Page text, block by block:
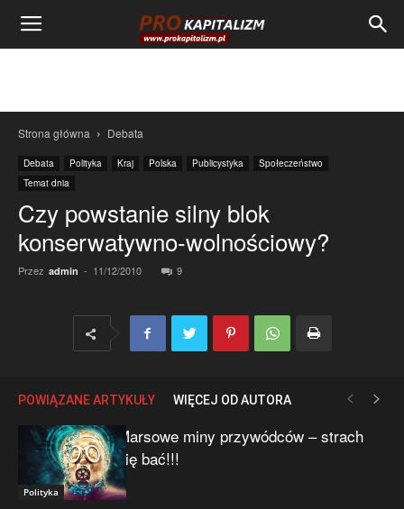
Strona główna Debata
Debata Polityka Kraj Polska Publicystyka
Społeczeństwo
Temat dnia
Czy powstanie silny blok
konserwatywno-wolnościowy?
Przez admin - 11/12/2010 9
POWIĄZANE ARTYKUŁY WIĘCEJ OD AUTORA
Polityka
Marsowe miny przywódców – strach
się bać!!!